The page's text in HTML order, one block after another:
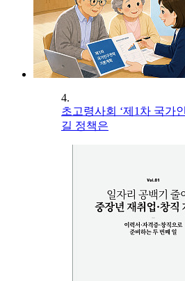
4.
초고령사회 ‘제1차 국가
길 정책은